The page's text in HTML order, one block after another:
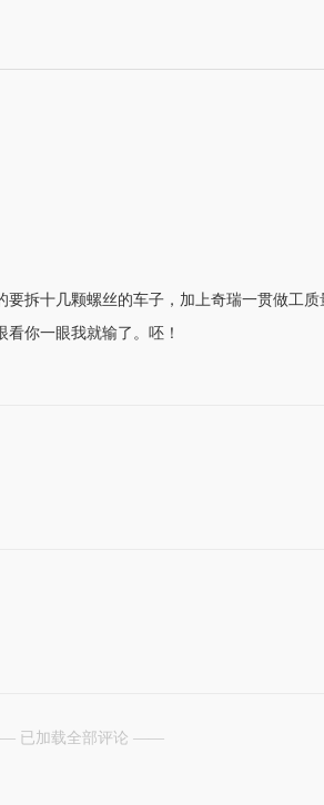
拆十几颗螺丝的车子，加上奇瑞一贯做工
你一眼我就输了。呸！
已加载全部评论 ——